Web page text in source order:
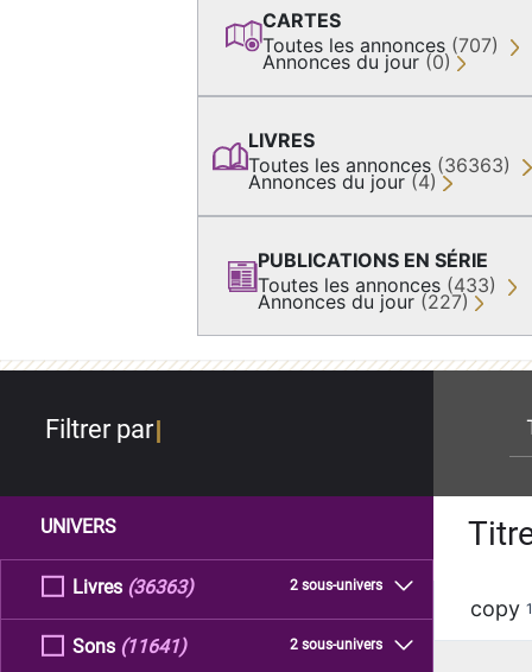
CARTES
Toutes les annonces (707)
Annonces du jour (0)
LIVRES
Toutes les annonces (36363)
Annonces du jour (4)
PUBLICATIONS EN SÉRIE
Toutes les annonces (433)
Annonces du jour (227)
Filtrer par
UNIVERS
Livres 2 sous-univers
(36363)
Sons 2 sous-univers
(11641)
copy